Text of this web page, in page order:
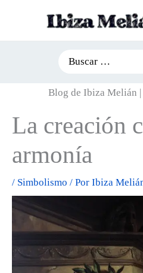
for:
Blog de Ibiza Melián
La creación
armonía
/ Simbolismo / Por Ibiza